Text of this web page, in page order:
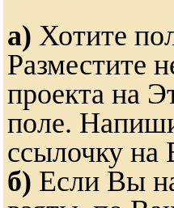
а) Хотите
Разместите
проекта на
поле.
ссылочку
б) Если Вы